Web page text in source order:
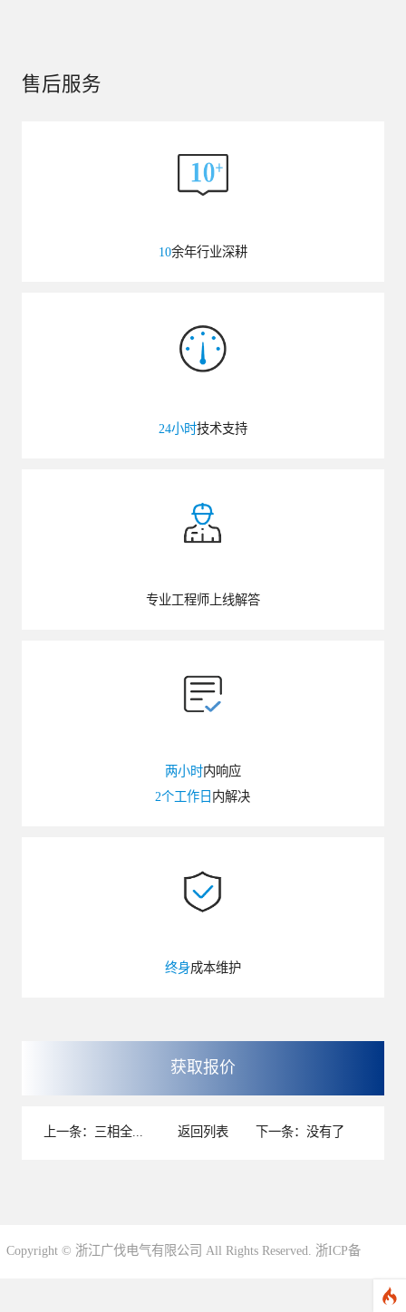
售后服务
10余年行业深耕
24小时技术支持
专业工程师上线解答
两小时内响应
2个工作日 内解决
终身成本维护
获取报价
上一条： 三相全自动补偿式电力稳压器 返回列表 下一条：没有了
Copyright © 浙江广伐电气有限公司 All Rights Reserved. 浙ICP备